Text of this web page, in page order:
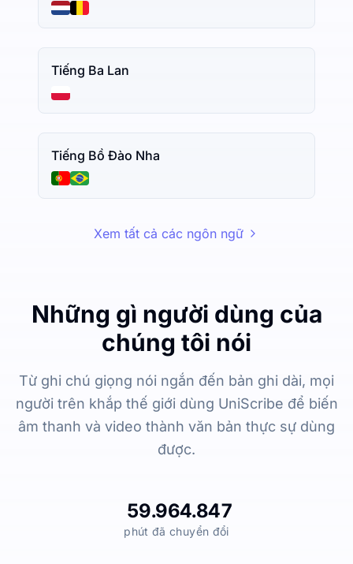
Tiếng Ba Lan
Tiếng Bồ Đào Nha
Xem tất cả các ngôn ngữ
Những gì người dùng của
chúng tôi nói
Từ ghi chú giọng nói ngắn đến bản ghi dài, mọi
người trên khắp thế giới dùng UniScribe để biến
âm thanh và video thành văn bản thực sự dùng
được.
59.964.847
phút đã chuyển đổi